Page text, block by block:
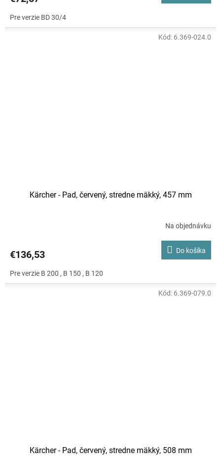
Pre verzie BD 30/4
Kärcher - Pad, červený, stredne mäkký, 457 mm
Na objednávku
€136,53 Do košíka
Pre verzie B 200 , B 150 , B 120
Kód: 6.369-024.0
Kärcher - Pad, červený, stredne mäkký, 508 mm
Kód: 6.369-079.0